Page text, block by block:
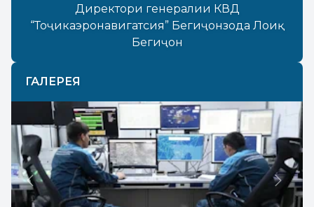
Директори генералии КВД
“Тоҷикаэронавигатсия” Бегиҷонзода Лоиқ
Бегиҷон
ГАЛЕРЕЯ
Previous Next